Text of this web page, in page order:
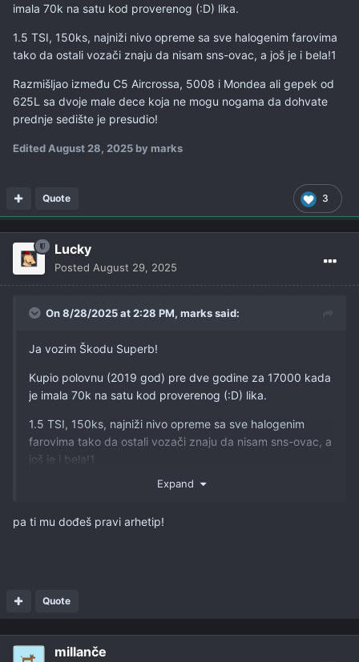
imala 70k na satu kod proverenog (:D) lika.
1.5 TSI, 150ks, najniži nivo opreme sa sve halogenim farovima
tako da ostali vozači znaju da nisam sns-ovac, a još je i bela!1
Razmišljao između C5 Aircrossa, 5008 i Mondea ali gepek od
625L sa dvoje male dece koja ne mogu nogama da dohvate
prednje sedište je presudio!
Edited August 28, 2025 by marks
3
Quote
Lucky
Posted August 29, 2025
On 8/28/2025 at 2:28 PM, markssaid:
Ja vozim Škodu Superb!
Kupio polovnu (2019 god) pre dve godine za 17000 kada
je imala 70k na satu kod proverenog (:D) lika.
1.5 TSI, 150ks, najniži nivo opreme sa sve halogenim
farovima tako da ostali vozači znaju da nisam sns-ovac, a
još je i bela!1
Razmišljao između C5 Aircrossa, 5008 i Mondea ali gepek
dohvate prednje sedište je presudio!
Expand
pa ti mu dođeš pravi arhetip!
Quote
millanče